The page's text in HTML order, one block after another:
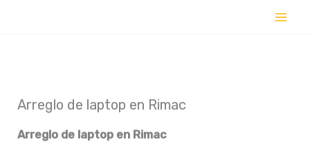
Arreglo de laptop en Rimac
Arreglo de laptop en Rimac